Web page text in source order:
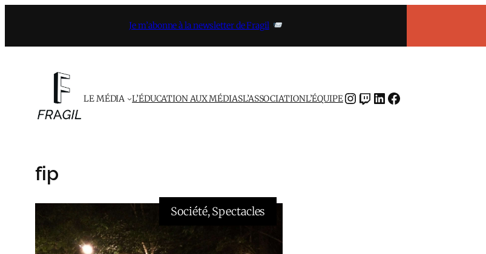
contenu
Je m’abonne à la newsletter de Fragil
LE MÉDIA L’ÉDUCATION AUX MÉDIASL’ASSOCIATIONL’ÉQUIPEINSTAGRAMTWITCH LINKEDIN FACEBOOK
fip
Société, Spectacles